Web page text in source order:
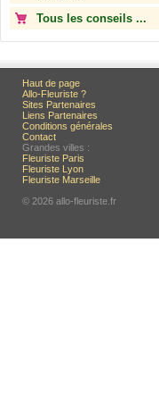
Tous les conseils ...
Haut de page
Allo-Fleuriste ?
Sites Partenaires
Liens Partenaires
Conditions générales
Contact
Grandes villes :
Fleuriste Paris
Fleuriste Lyon
Fleuriste Marseille
© 2026 allo-fleuriste.fr